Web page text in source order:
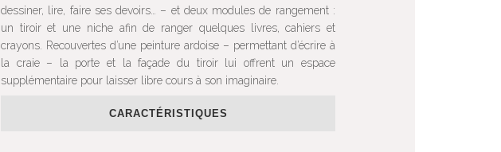
dessiner, lire, faire ses devoirs… – et deux modules de rangement :
un tiroir et une niche afin de ranger quelques livres, cahiers et
crayons. Recouvertes d’une peinture ardoise – permettant d’écrire à
la craie – la porte et la façade du tiroir lui offrent un espace
supplémentaire pour laisser libre cours à son imaginaire.
CARACTÉRISTIQUES